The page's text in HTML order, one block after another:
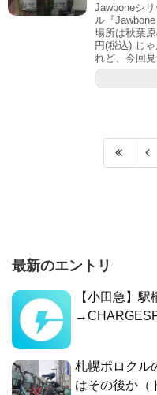
Jawboneシ
ル『
場所は秋葉
円(税込) じ
れど、今回
最新のエントリ
【小田急】
札幌ポロクル
はその後か（